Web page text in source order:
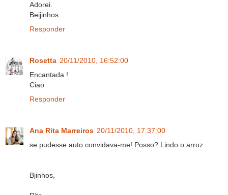
Adorei.
Beijinhos
Responder
Rosetta 20/11/2010, 16:52:00
Encantada !
Ciao
Responder
Ana Rita Marreiros 20/11/2010, 17:37:00
se pudesse auto convidava-me! Posso? Lindo o arroz...
Bjinhos,